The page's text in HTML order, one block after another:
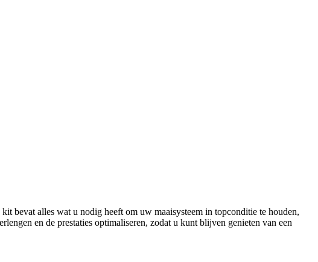
bevat alles wat u nodig heeft om uw maaisysteem in topconditie te houden,
en de prestaties optimaliseren, zodat u kunt blijven genieten van een